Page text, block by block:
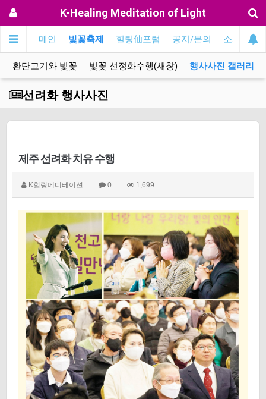
K-Healing Meditation of Light
메인 빛꽃축제 힐링仙포럼 공지/문의 소개
환단고기와 빛꽃 빛꽃 선정화수행(새창) 행사사진 갤러리
선려화 행사사진
제주 선려화 치유 수행
K힐링메디테이션 0 1,699